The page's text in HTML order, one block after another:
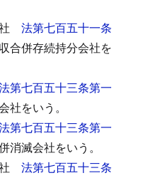
法第七百五十一条
合併存続持分会社を
第七百五十三条第一
社をいう。
第七百五十三条第一
消滅会社をいう。
法第七百五十三条